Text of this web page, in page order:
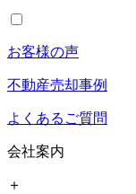
お客様の声
不動産売却事例
よくあるご質問
会社案内
＋